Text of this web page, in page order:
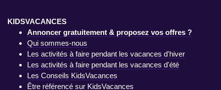
KIDSVACANCES
Annoncer gratuitement & proposez vos offres ?
Qui sommes-nous
Les activités à faire pendant les vacances d'hiver
Les activités à faire pendant les vacances d'été
Les Conseils KidsVacances
Être référencé sur KidsVacances